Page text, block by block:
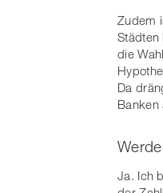
Zudem
Städten
die
Da
Banken
Ja. Ich